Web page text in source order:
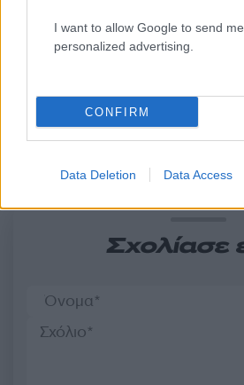
I want to allow Google to send me
personalized advertising.
CONFIRM
Data Deletion Data Access
Σχόλια
Σχολίασε
είχαν ανάγκη» - Η πρώτη
δήλωση της οικογένειας
της 38χρονης Λίζα που